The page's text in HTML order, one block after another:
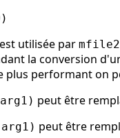
est utilisée par
la conversion
performant on
peut être
peut être